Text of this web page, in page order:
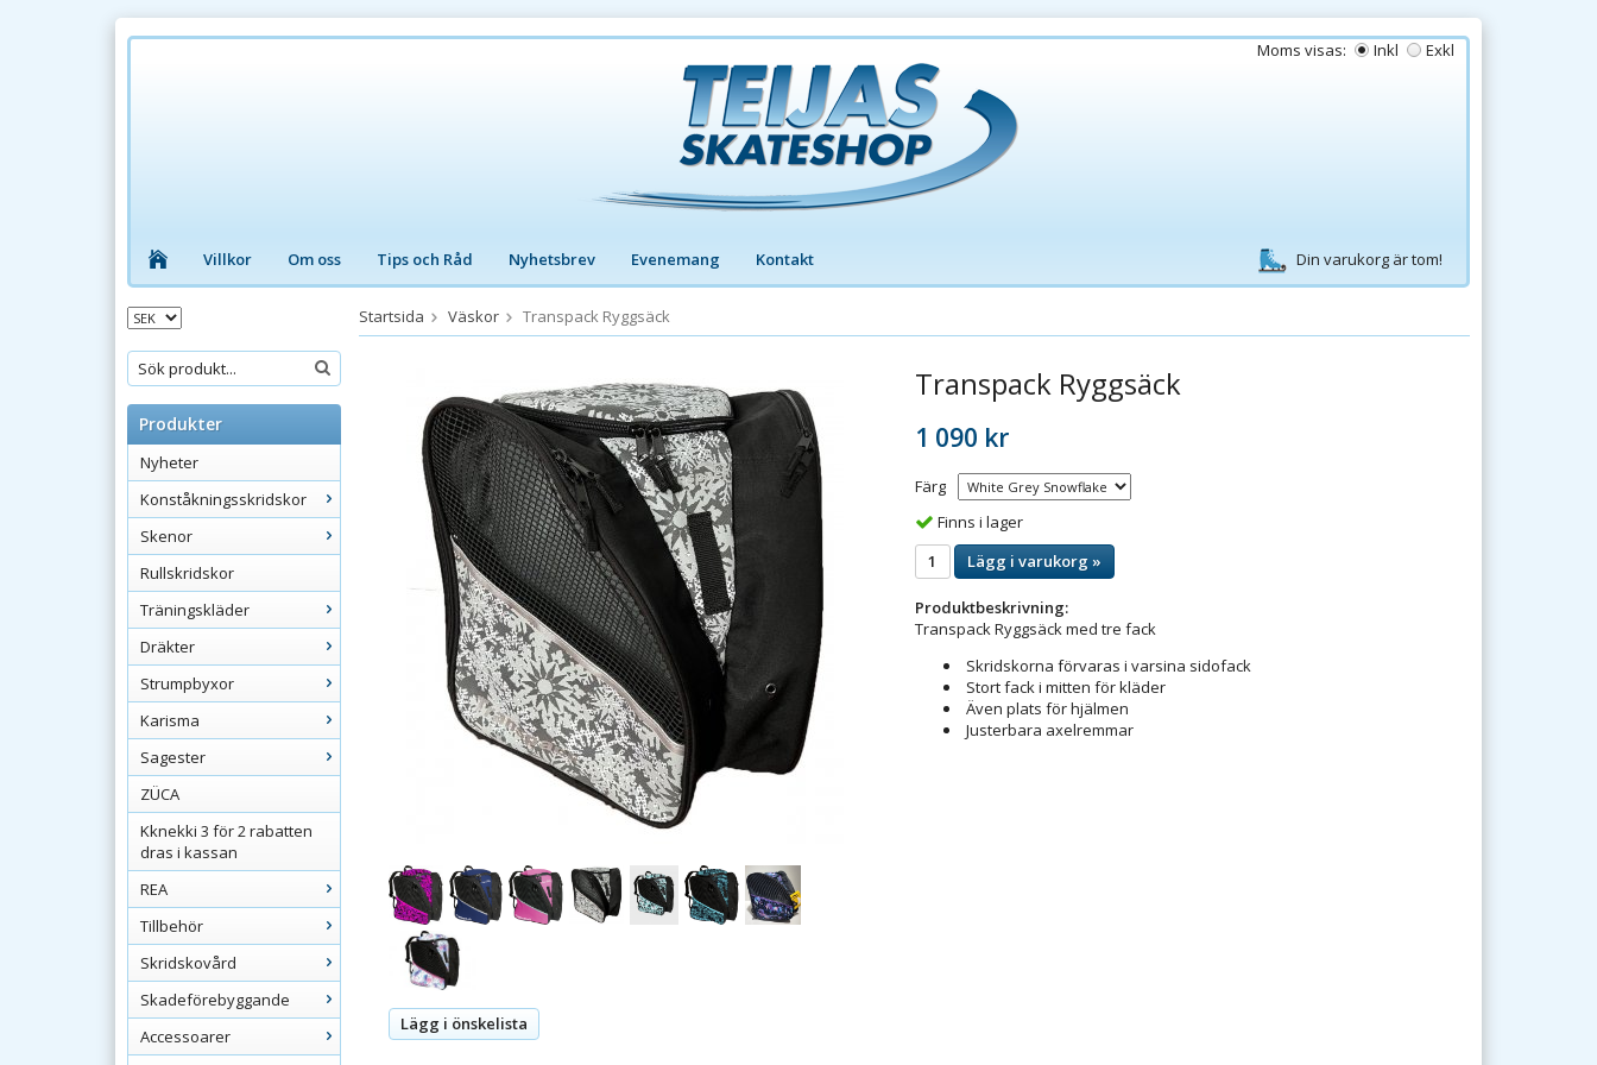
Moms visas: Inkl Exkl
Villkor Om oss Tips och Råd Nyhetsbrev Evenemang Kontakt Din varukorg är tom!
Produkter
Nyheter
Konståkningsskridskor
Skenor
Rullskridskor
Träningskläder
Dräkter
Strumpbyxor
Karisma
Sagester
ZÜCA
Kknekki 3 för 2 rabatten
dras i kassan
REA
Tillbehör
Skridskovård
Skadeförebyggande
Accessoarer
Startsida Väskor Transpack Ryggsäck
Transpack Ryggsäck
1 090 kr
Färg
Finns i lager
Lägg i varukorg »
Produktbeskrivning:
Transpack Ryggsäck med tre fack
Skridskorna förvaras i varsina sidofack
Stort fack i mitten för kläder
Även plats för hjälmen
Justerbara axelremmar
Lägg i önskelista